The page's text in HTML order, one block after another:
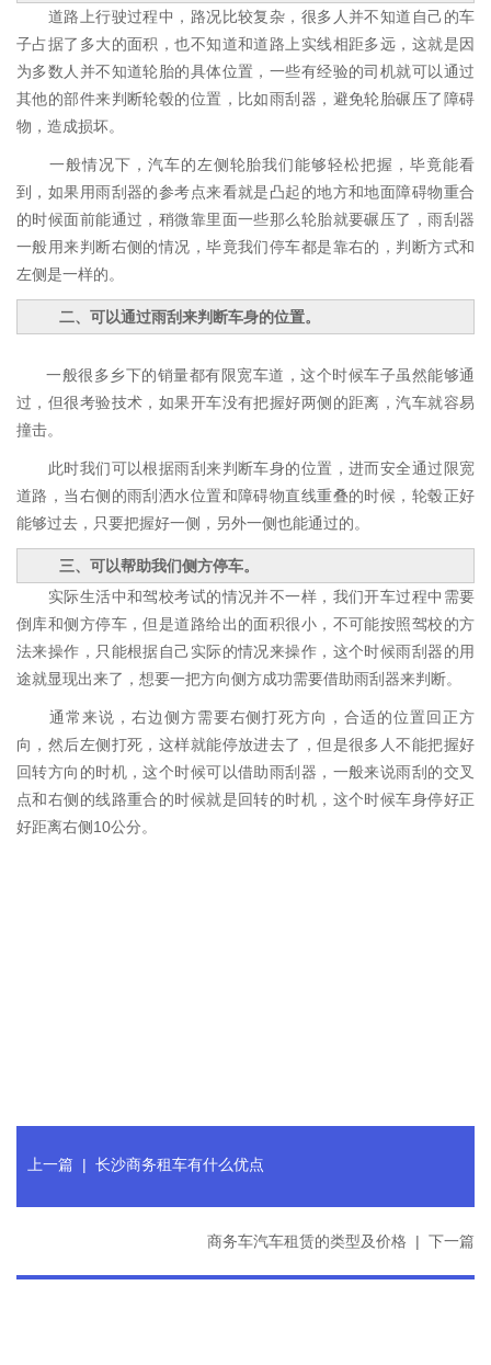
道路上行驶过程中，路况比较复杂，很多人并不知道自己的车
子占据了多大的面积，也不知道和道路上实线相距多远，这就是因
为多数人并不知道轮胎的具体位置，一些有经验的司机就可以通过
其他的部件来判断轮毂的位置，比如雨刮器，避免轮胎碾压了障碍
物，造成损坏。
一般情况下，汽车的左侧轮胎我们能够轻松把握，毕竟能看
到，如果用雨刮器的参考点来看就是凸起的地方和地面障碍物重合
的时候面前能通过，稍微靠里面一些那么轮胎就要碾压了，雨刮器
一般用来判断右侧的情况，毕竟我们停车都是靠右的，判断方式和
左侧是一样的。
二、可以通过雨刮来判断车身的位置。
一般很多乡下的销量都有限宽车道，这个时候车子虽然能够通
过，但很考验技术，如果开车没有把握好两侧的距离，汽车就容易
撞击。
此时我们可以根据雨刮来判断车身的位置，进而安全通过限宽
道路，当右侧的雨刮洒水位置和障碍物直线重叠的时候，轮毂正好
能够过去，只要把握好一侧，另外一侧也能通过的。
三、可以帮助我们侧方停车。
实际生活中和驾校考试的情况并不一样，我们开车过程中需要
倒库和侧方停车，但是道路给出的面积很小，不可能按照驾校的方
法来操作，只能根据自己实际的情况来操作，这个时候雨刮器的用
途就显现出来了，想要一把方向侧方成功需要借助雨刮器来判断。
通常来说，右边侧方需要右侧打死方向，合适的位置回正方
向，然后左侧打死，这样就能停放进去了，但是很多人不能把握好
回转方向的时机，这个时候可以借助雨刮器，一般来说雨刮的交叉
点和右侧的线路重合的时候就是回转的时机，这个时候车身停好正
好距离右侧10公分。
上一篇 | 长沙商务租车有什么优点
商务车汽车租赁的类型及价格 | 下一篇